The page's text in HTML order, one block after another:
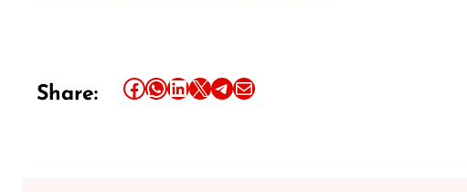
Share: Share this article on Facebook Share this article on WhatsApp Share this article on LinkedIn Share this article on X Share this article on TelegramEmail this Article